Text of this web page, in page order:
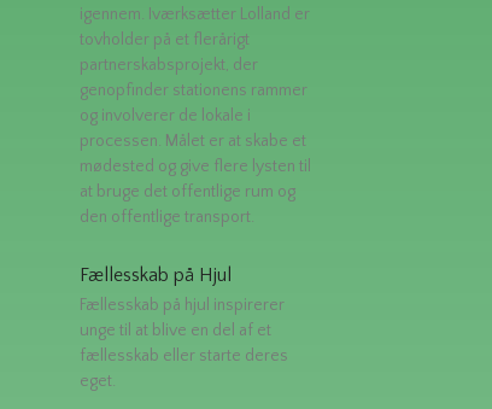
igennem. Iværksætter Lolland er
tovholder på et flerårigt
partnerskabsprojekt, der
genopfinder stationens rammer
og involverer de lokale i
processen. Målet er at skabe et
mødested og give flere lysten til
at bruge det offentlige rum og
den offentlige transport.
Fællesskab på Hjul
Fællesskab på hjul inspirerer
unge til at blive en del af et
fællesskab eller starte deres
eget.